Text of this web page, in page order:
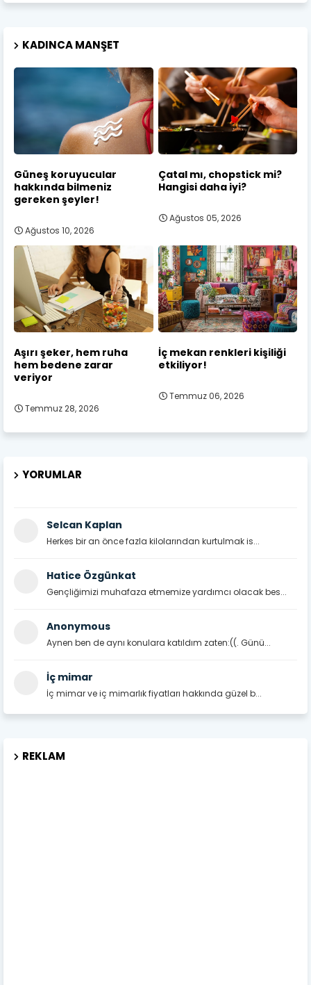
KADINCA MANŞET
Güneş koruyucular
hakkında bilmeniz
gereken şeyler!
Ağustos 10, 2026
Çatal mı, chopstick mi?
Hangisi daha iyi?
Ağustos 05, 2026
Aşırı şeker, hem ruha
hem bedene zarar
veriyor
Temmuz 28, 2026
İç mekan renkleri kişiliği
etkiliyor!
Temmuz 06, 2026
YORUMLAR
Selcan Kaplan
Herkes bir an önce fazla kilolarından kurtulmak is...
Hatice Özgünkat
Gençliğimizi muhafaza etmemize yardımcı olacak bes...
Anonymous
Aynen ben de aynı konulara katıldım zaten:((. Günü...
İç mimar
İç mimar ve iç mimarlık fiyatları hakkında güzel b...
REKLAM